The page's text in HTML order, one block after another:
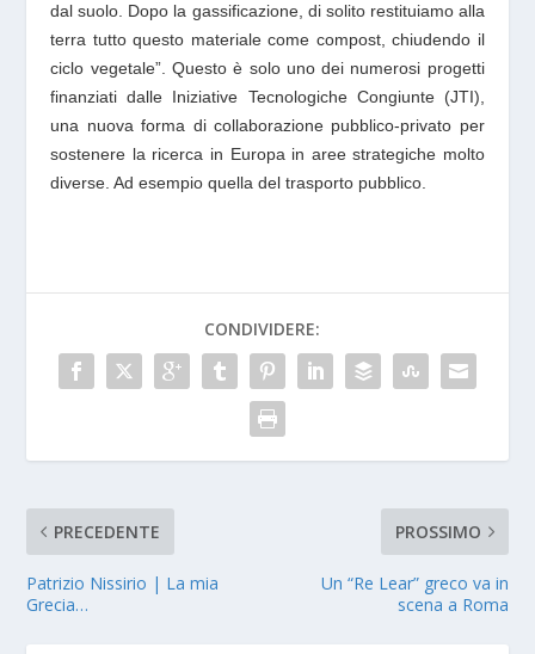
dal suolo. Dopo la gassificazione, di solito restituiamo alla
terra tutto questo materiale come compost, chiudendo il
ciclo vegetale”. Questo è solo uno dei numerosi progetti
finanziati dalle Iniziative Tecnologiche Congiunte (JTI),
una nuova forma di collaborazione pubblico-privato per
sostenere la ricerca in Europa in aree strategiche molto
diverse. Ad esempio quella del trasporto pubblico.
CONDIVIDERE:
PRECEDENTE
Patrizio Nissirio | La mia
Grecia…
PROSSIMO
Un “Re Lear” greco va in
scena a Roma